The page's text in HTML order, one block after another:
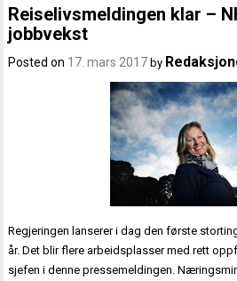
Reiselivsmeldingen klar –
jobbvekst
Posted on 17. mars 2017 by
Regjeringen lanserer i dag den første
år. Det blir flere arbeidsplasser med rett
sjefen i denne pressemeldingen.